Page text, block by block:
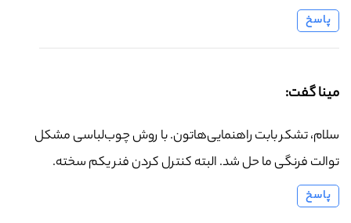
پاسخ
مینا گفت:
سلام، تشکر بابت راهنمایی‌هاتون. با روش چوب‌لباسی مشکل
توالت فرنگی ما حل شد. البته کنترل کردن فنر یکم سخته.
پاسخ